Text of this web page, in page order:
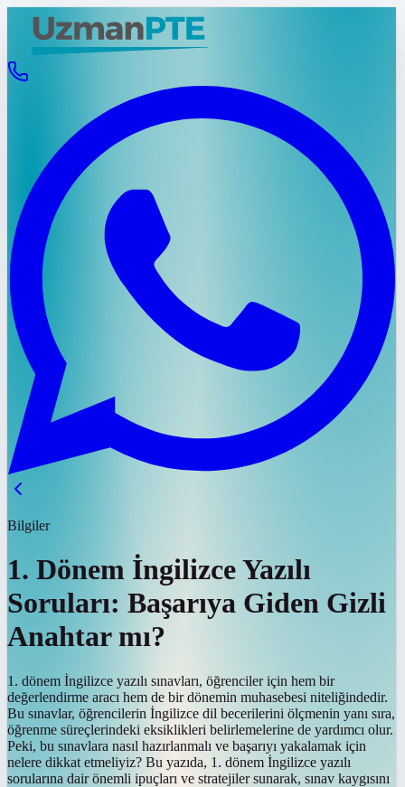
Bilgiler
1. Dönem İngilizce Yazılı
Soruları: Başarıya Giden Gizli
Anahtar mı?
1. dönem İngilizce yazılı sınavları, öğrenciler için hem bir
değerlendirme aracı hem de bir dönemin muhasebesi niteliğindedir.
Bu sınavlar, öğrencilerin İngilizce dil becerilerini ölçmenin yanı sıra,
öğrenme süreçlerindeki eksiklikleri belirlemelerine de yardımcı olur.
Peki, bu sınavlara nasıl hazırlanmalı ve başarıyı yakalamak için
nelere dikkat etmeliyiz? Bu yazıda, 1. dönem İngilizce yazılı
sorularına dair önemli ipuçları ve stratejiler sunarak, sınav kaygısını